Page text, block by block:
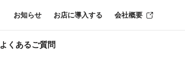
よくあるご質問
お知らせ お店に導入する 会社概要